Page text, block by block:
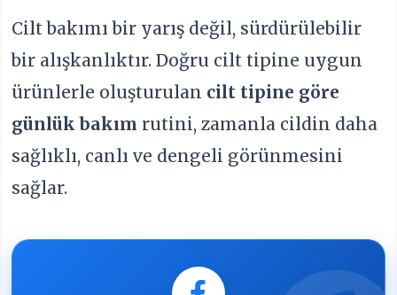
Cilt bakımı bir yarış değil, sürdürülebilir
bir alışkanlıktır. Doğru cilt tipine uygun
ürünlerle oluşturulan cilt tipine göre
günlük bakım rutini, zamanla cildin daha
sağlıklı, canlı ve dengeli görünmesini
sağlar.